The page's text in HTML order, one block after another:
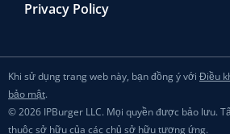
Privacy Policy
Khi sử dụng trang web này, bạn đồng ý với Điều
bảo mật.
© 2026 IPBurger LLC. Mọi quyền được bảo lưu.
thuộc sở hữu của các chủ sở hữu tương ứng.